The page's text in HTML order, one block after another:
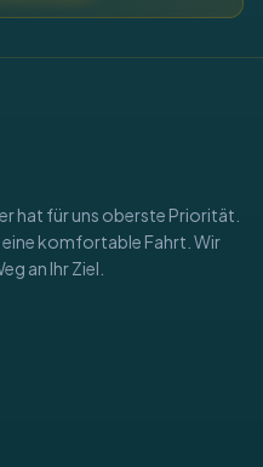
hat für uns oberste Priorität.
eine komfortable Fahrt. Wir
an Ihr Ziel.